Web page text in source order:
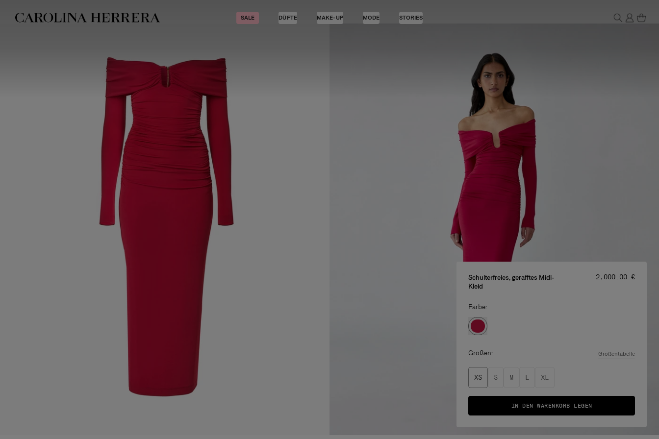
Erklärung zur Barrierefreiheit (Link)
SALE DÜFTE MAKE-UP MODE STORIES
Schulterfreies, gerafftes Midi-
Kleid
Preis:
‌2,000.00 €
Farbe:
Größen: Größentabelle
XS S M L XL
IN DEN WARENKORB LEGEN